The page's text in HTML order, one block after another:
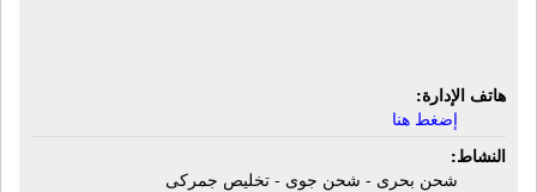
هاتف الإدارة:
إضغط هنا
النشاط:
شحن بحرى - شحن جوى - تخليص جمركى